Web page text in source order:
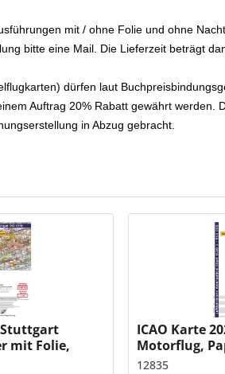
mit / ohne Folie und ohne
bitte eine Mail. Die Lieferzeit beträgt
dürfen laut
Auftrag 20% Rabatt gewährt werden.
in Abzug gebracht.
Stuttgart
mit Folie,
mit...
ICAO Karte
Motorflug,
gefalzt,
12835